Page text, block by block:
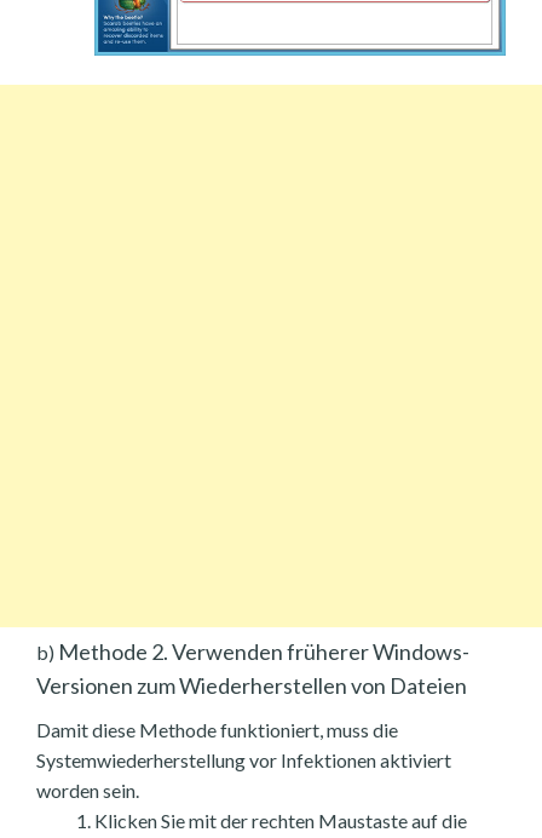
b) Methode 2. Verwenden früherer Windows-
Versionen zum Wiederherstellen von Dateien
Damit diese Methode funktioniert, muss die
Systemwiederherstellung vor Infektionen aktiviert
worden sein.
Klicken Sie mit der rechten Maustaste auf die